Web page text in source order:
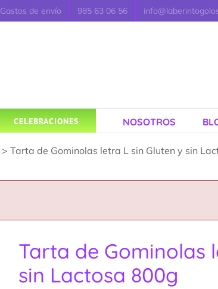
Gastos de envío 985 63 06 56
CELEBRACIONES NOSOTROS
> Tarta de Gominolas letra L sin Gluten y sin
Tarta de Gominolas
sin Lactosa 800g